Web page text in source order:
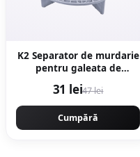
K2 Separator de murdarie
pentru galeata de
31 lei47 lei
Cumpără